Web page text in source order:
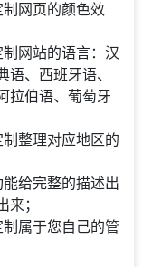
网页的颜色效
网站的语言：汉
、西班牙语、
拉伯语、葡萄牙
整理对应地区的
给完整的描述出
；
属于您自己的管